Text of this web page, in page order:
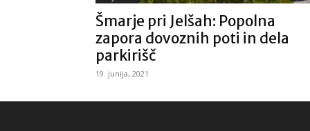
Šmarje pri Jelšah: Popolna
zapora dovoznih poti in dela
parkirišč
19. junija, 2021